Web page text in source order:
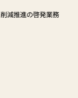
減推進の啓発業務